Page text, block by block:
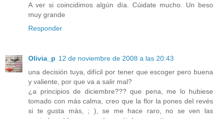
A ver si coincidimos algún día. Cúidate mucho. Un beso
muy grande
Responder
Olivia_p 12 de noviembre de 2008 a las 20:43
una decisión tuya, difícil por tener que escoger pero buena
y valiente, por que va a salir mal?
¿a principios de diciembre??? que pena, me lo hubiese
tomado con más calma, creo que la flor la pones del revés
si te gusta más, ; ), se me hace raro, no se ven las